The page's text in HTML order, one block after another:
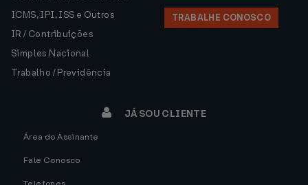
ICMS, IPI, ISS e Outros
IR / Contribuições
Simples Nacional
Trabalho / Previdência
TRABALHE CONOSCO
JÁ SOU CLIENTE
Área do Assinante
Fale Conosco